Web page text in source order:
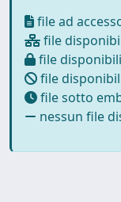
file ad
file
file
file
file sotto
nessun file